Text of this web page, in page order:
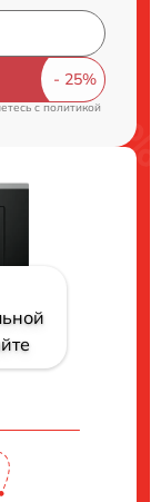
cполитикой